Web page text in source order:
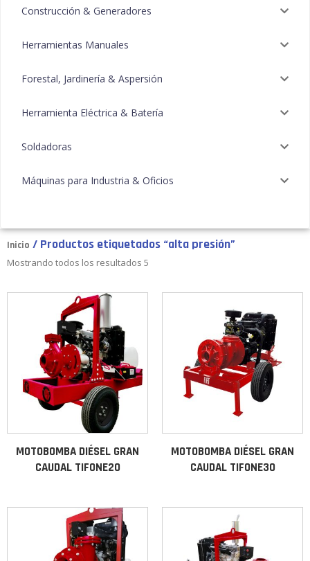
Construcción & Generadores
Herramientas Manuales
Forestal, Jardinería & Aspersión
Herramienta Eléctrica & Batería
Soldadoras
Máquinas para Industria & Oficios
Inicio / Productos etiquetados “alta presión”
Mostrando todos los resultados 5
MOTOBOMBA DIÉSEL GRAN
CAUDAL TIFONE20
MOTOBOMBA DIÉSEL GRAN
CAUDAL TIFONE30